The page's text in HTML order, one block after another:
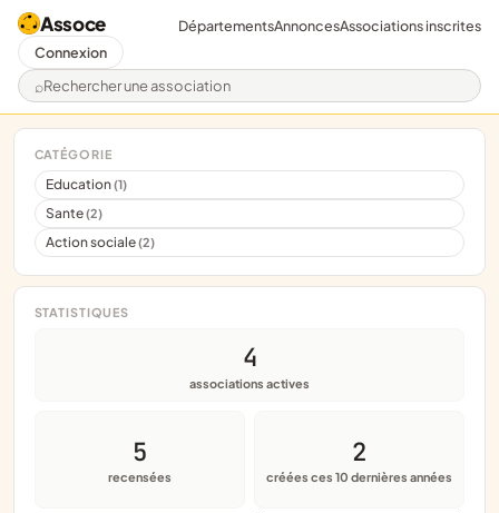
Assoce
Rechercher une association
DépartementsAnnoncesAssociations inscrites
Connexion
CATÉGORIE
Education(1)
Sante(2)
Action sociale(2)
STATISTIQUES
4
associations actives
5
recensées
2
créées ces 10 dernières années